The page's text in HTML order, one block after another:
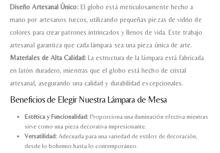
Diseño Artesanal Único:El globo está meticulosamente hecho a
mano por artesanos turcos, utilizando pequeñas piezas de vidrio de
colores para crear patrones intrincados y llenos de vida. Este trabajo
artesanal garantiza que cada lámpara sea una pieza única de arte.
Materiales de Alta Calidad:La estructura de la lámpara está fabricada
en latón duradero, mientras que el globo está hecho de cristal
artesanal, asegurando una calidad y durabilidad excepcionales.
Beneficios de Elegir Nuestra Lámpara de Mesa
Estética y Funcionalidad:Proporciona una iluminación efectiva mientras
sirve como una pieza decorativa impresionante.
Versatilidad:Adecuada para una variedad de estilos de decoración,
desde lo bohemio hasta lo contemporáneo.